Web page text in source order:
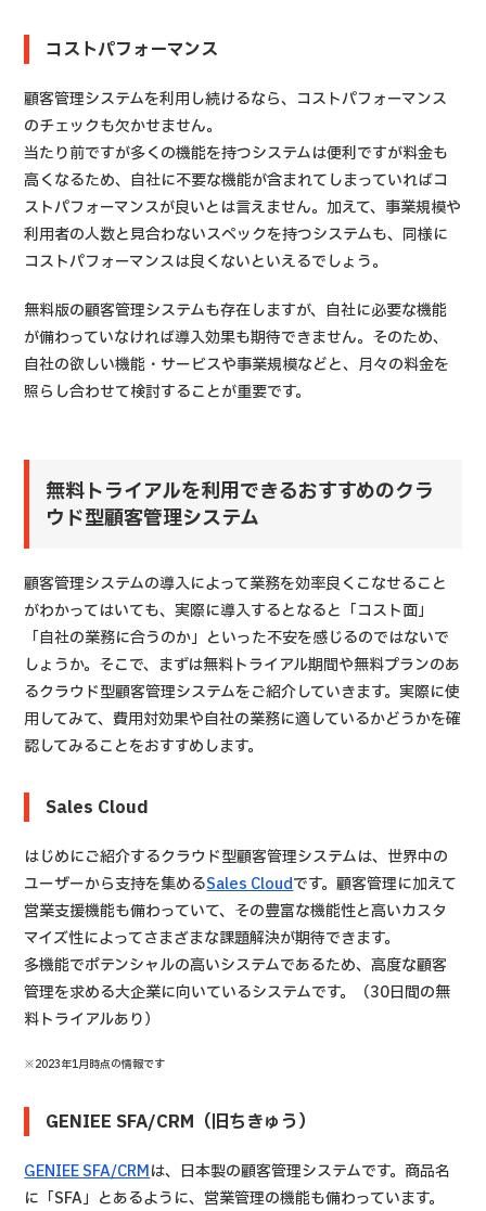
コストパフォーマンス
顧客管理システムを利用し続けるなら、コストパフォーマンス
のチェックも欠かせません。
当たり前ですが多くの機能を持つシステムは便利ですが料金も
高くなるため、自社に不要な機能が含まれてしまっていればコ
ストパフォーマンスが良いとは言えません。加えて、事業規模や
利用者の人数と見合わないスペックを持つシステムも、同様に
コストパフォーマンスは良くないといえるでしょう。
無料版の顧客管理システムも存在しますが、自社に必要な機能
が備わっていなければ導入効果も期待できません。そのため、
自社の欲しい機能・サービスや事業規模などと、月々の料金を
照らし合わせて検討することが重要です。
無料トライアルを利用できるおすすめのクラ
ウド型顧客管理システム
顧客管理システムの導入によって業務を効率良くこなせること
がわかってはいても、実際に導入するとなると「コスト面」
「自社の業務に合うのか」といった不安を感じるのではないで
しょうか。そこで、まずは無料トライアル期間や無料プランのあ
るクラウド型顧客管理システムをご紹介していきます。実際に使
用してみて、費用対効果や自社の業務に適しているかどうかを確
認してみることをおすすめします。
Sales Cloud
はじめにご紹介するクラウド型顧客管理システムは、世界中の
ユーザーから支持を集めるSales Cloudです。顧客管理に加えて
営業支援機能も備わっていて、その豊富な機能性と高いカスタ
マイズ性によってさまざまな課題解決が期待できます。
多機能でポテンシャルの高いシステムであるため、高度な顧客
管理を求める大企業に向いているシステムです。（30日間の無
料トライアルあり）
※2023年1月時点の情報です
GENIEE SFA/CRM（旧ちきゅう）
GENIEE SFA/CRMは、日本製の顧客管理システムです。商品名
に「SFA」とあるように、営業管理の機能も備わっています。